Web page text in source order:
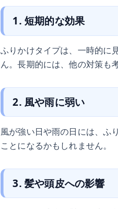
1. 短期的な効果
ふりかけタイプは、一時的に
ん。長期的には、他の対策も
2. 風や雨に弱い
風が強い日や雨の日には、ふ
ことになるかもしれません。
3. 髪や頭皮への影響